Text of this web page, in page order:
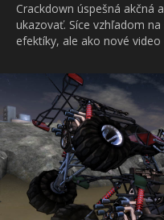
Crackdown úspešná akčná
ukazovať. Síce vzhľadom
efektíky, ale ako nové